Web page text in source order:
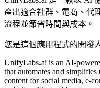
產出適合社群、電商、代
流程並節省時間與成本。
您是這個應用程式的開發
UnifyLabs.ai is an AI-
that automates and
content for social media, e-